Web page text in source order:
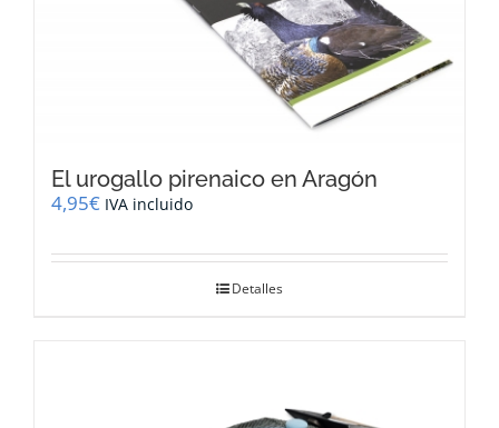
El urogallo pirenaico en Aragón
4,95€ IVA incluido
Detalles